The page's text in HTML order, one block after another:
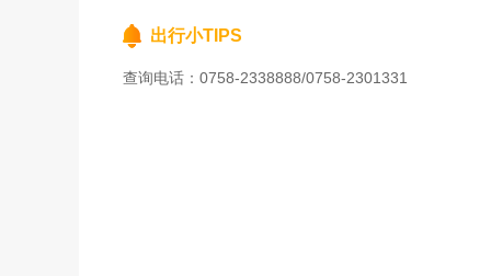
出行小TIPS
查询电话：0758-2338888/0758-2301331